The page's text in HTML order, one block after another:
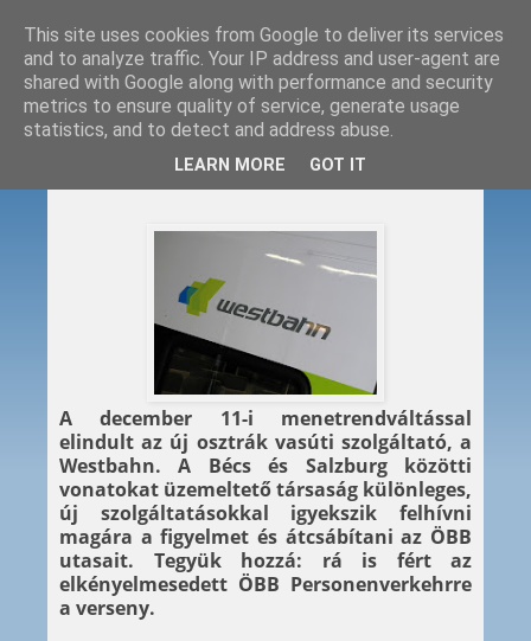
2011. 12. 13.
Itt a Westbahn!
A december 11-i menetrendváltással
elindult az új osztrák vasúti szolgáltató, a
Westbahn. A Bécs és Salzburg közötti
vonatokat üzemeltető társaság különleges,
új szolgáltatásokkal igyekszik felhívni
magára a figyelmet és átcsábítani az ÖBB
utasait. Tegyük hozzá: rá is fért az
elkényelmesedett ÖBB Personenverkehrre
a verseny.
This site uses cookies from Google to deliver its services
and to analyze traffic. Your IP address and user-agent are
shared with Google along with performance and security
metrics to ensure quality of service, generate usage
statistics, and to detect and address abuse.
LEARN MORE GOT IT